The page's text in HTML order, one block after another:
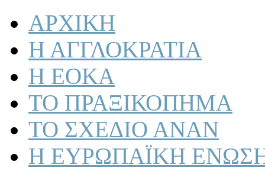
ΑΡΧΙΚΗ
Η ΑΓΓΛΟΚΡΑΤΙΑ
Η ΕΟΚΑ
ΤΟ ΠΡΑΞΙΚΟΠΗΜΑ
ΤΟ ΣΧΕΔΙΟ ΑΝΑΝ
Η ΕΥΡΩΠΑΪΚΗ